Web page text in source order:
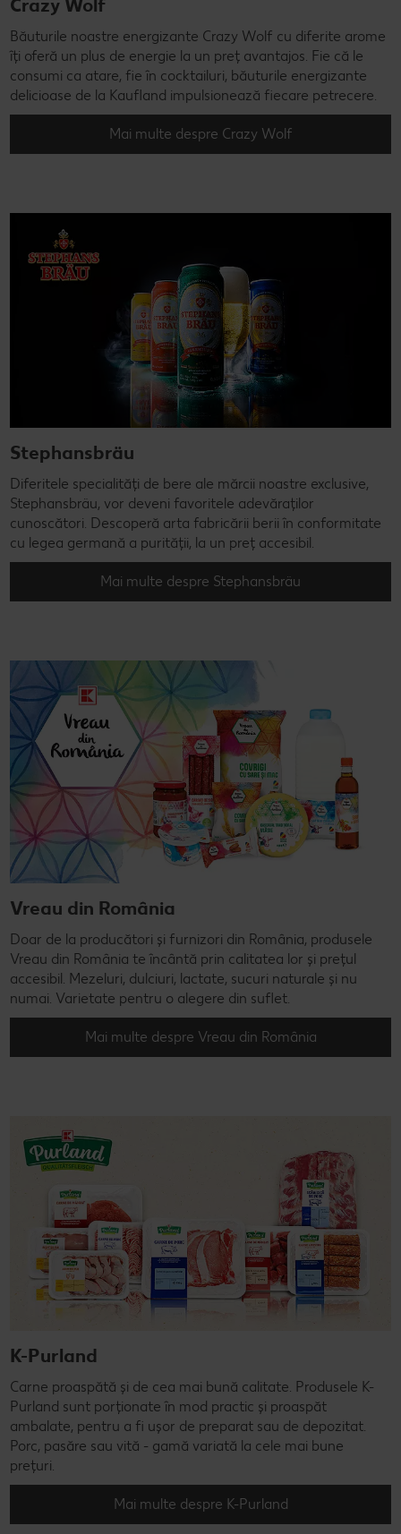
Crazy Wolf
Băuturile noastre energizante Crazy Wolf cu diferite arome
îți oferă un plus de energie la un preț avantajos. Fie că le
consumi ca atare, fie în cocktailuri, băuturile energizante
delicioase de la Kaufland impulsionează fiecare petrecere.
Mai multe despre Crazy Wolf
Stephansbräu
Diferitele specialități de bere ale mărcii noastre exclusive,
Stephansbräu, vor deveni favoritele adevăraților
cunoscători. Descoperă arta fabricării berii în conformitate
cu legea germană a purității, la un preț accesibil.
Mai multe despre Stephansbräu
Vreau din România
Doar de la producători și furnizori din România, produsele
Vreau din România te încântă prin calitatea lor și prețul
accesibil. Mezeluri, dulciuri, lactate, sucuri naturale și nu
numai. Varietate pentru o alegere din suflet.
Mai multe despre Vreau din România
K-Purland
Carne proaspătă și de cea mai bună calitate. Produsele K-
Purland sunt porționate în mod practic și proaspăt
ambalate, pentru a fi ușor de preparat sau de depozitat.
Porc, pasăre sau vită - gamă variată la cele mai bune
prețuri.
Mai multe despre K-Purland